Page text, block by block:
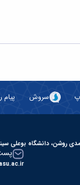
سروش پیام
روشن، دانشگاه بوعلی